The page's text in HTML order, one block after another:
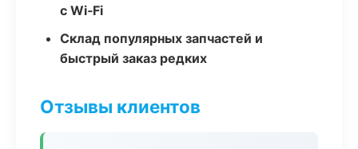
с Wi‑Fi
Склад популярных запчастей и
быстрый заказ редких
Отзывы клиентов